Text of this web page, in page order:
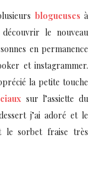
blogueuses à
le nouveau
en permanence
et instagrammer.
la petite touche
sur l’assiette du
j’ai adoré et le
le sorbet fraise très